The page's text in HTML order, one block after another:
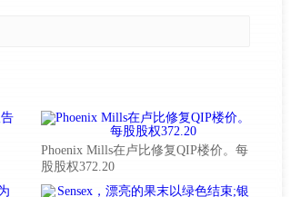
Phoenix Mills在卢比修复QIP楼价。每
股股权372.20